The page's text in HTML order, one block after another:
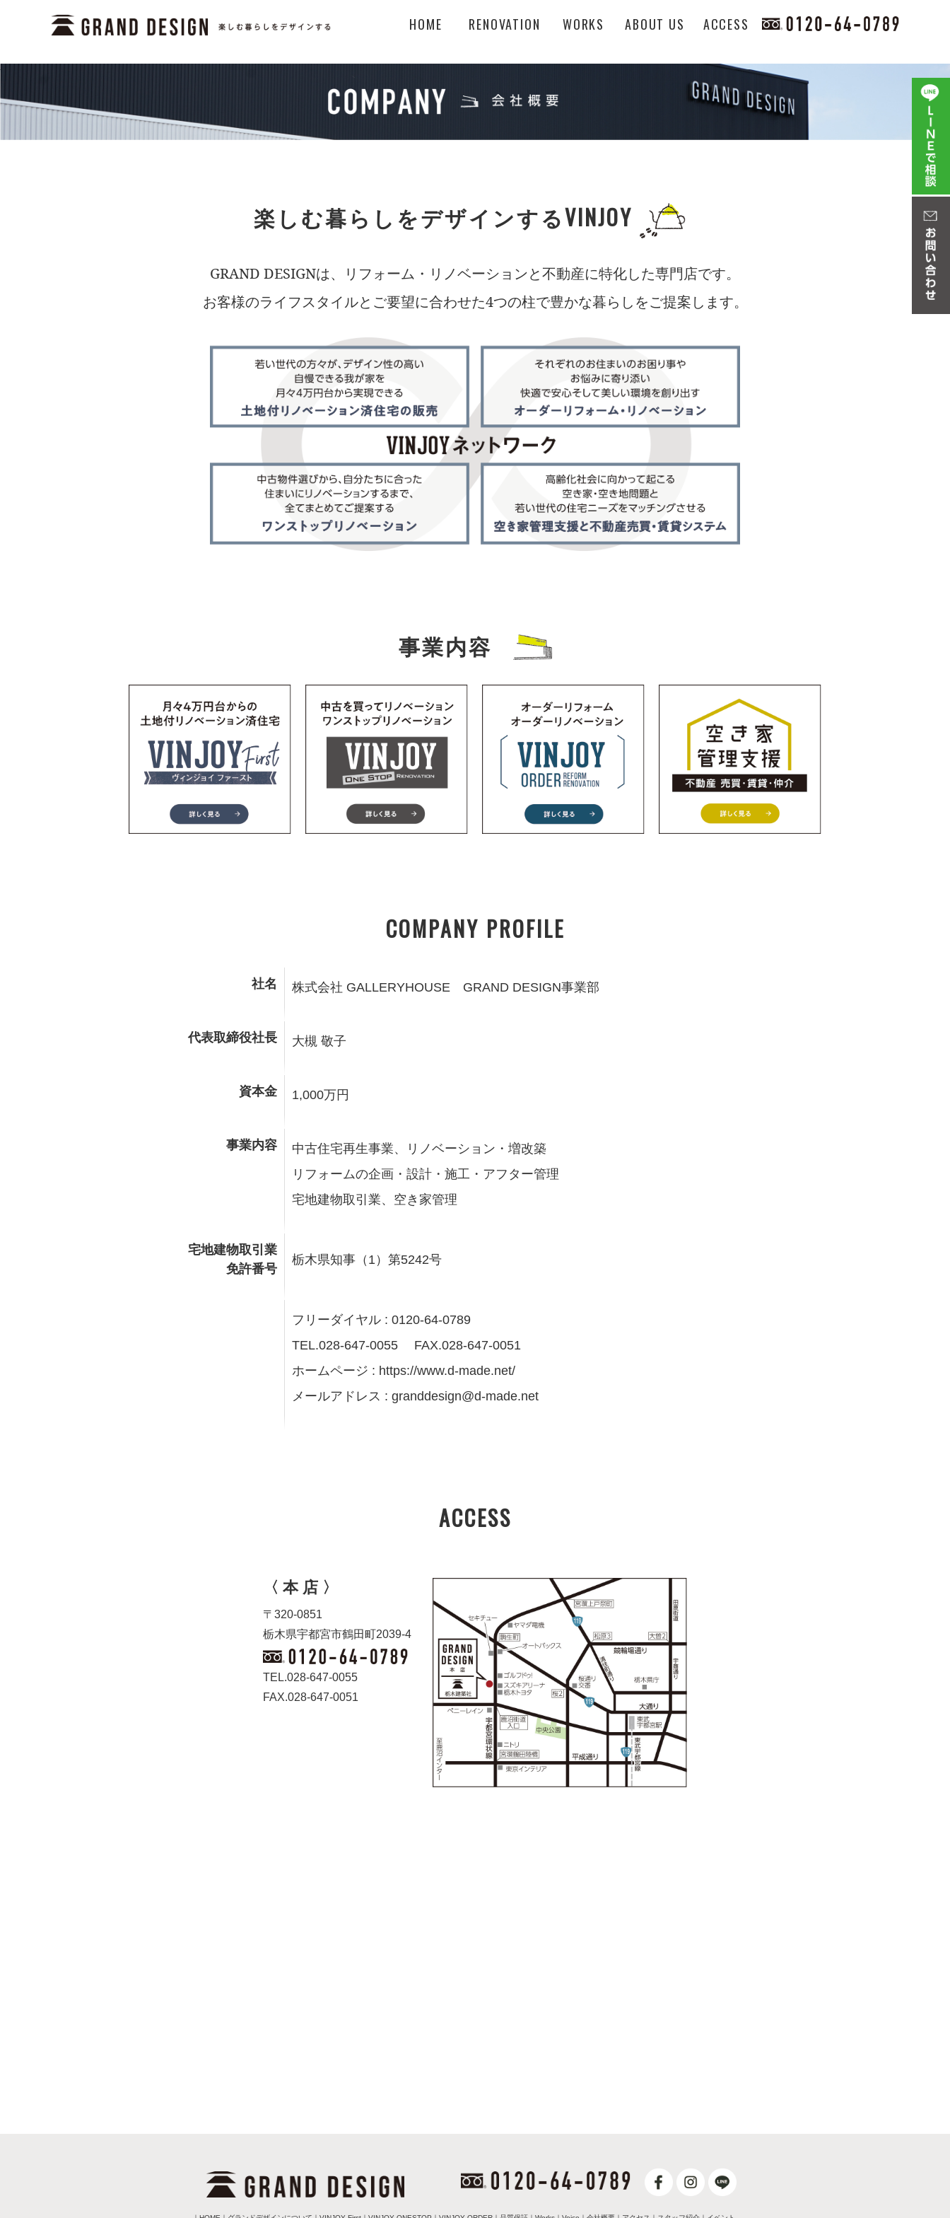
HOME RENOVATION WORKS ABOUT US ACCESS
楽しむ暮らしをデザインするVINJOY
GRAND DESIGNは、リフォーム・リノベーションと不動産に特化した専門店です。
お客様のライフスタイルとご要望に合わせた4つの柱で豊かな暮らしをご提案します。
事業内容
COMPANY PROFILE
社名 株式会社 GALLERYHOUSE GRAND DESIGN事業部
代表取締役社長 大槻 敬子
資本金 1,000万円
事業内容
中古住宅再生事業、リノベーション・増改築
リフォームの企画・設計・施工・アフター管理
宅地建物取引業、空き家管理
宅地建物取引業
免許番号
栃木県知事（1）第5242号
フリーダイヤル : 0120-64-0789
TEL.028-647-0055 FAX.028-647-0051
ホームページ : https://www.d-made.net/
メールアドレス : granddesign@d-made.net
ACCESS
〈 本 店 〉
〒320-0851
栃木県宇都宮市鶴田町2039-4
TEL.028-647-0055
FAX.028-647-0051